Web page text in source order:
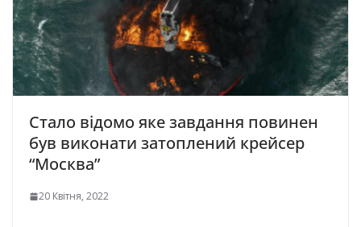
Стало відомо яке завдання повинен
був виконати затоплений крейсер
“Москва”
20 Квітня, 2022